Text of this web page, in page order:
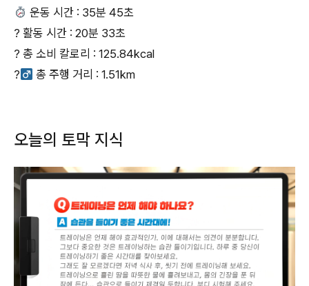
운동 시간 : 35분 45초
? 활동 시간 : 20분 33초
? 총 소비 칼로리 : 125.84kcal
?‍
총 주행 거리 : 1.51km
오늘의 토막 지식